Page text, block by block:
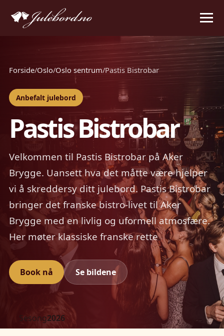
Forside/Oslo/Oslo sentrum/Pastis Bistrobar
Anbefalt julebord
Pastis Bistrobar
Velkommen til Pastis Bistrobar på Aker
Brygge. Uansett hva det måtte være hjelper
vi å skreddersy ditt julebord. Pastis Bistrobar
bringer det franske bistro-livet til Aker
Brygge med en livlig og uformell atmosfære.
Her møter klassiske franske rette
Book nå Se bildene
Sesong2026